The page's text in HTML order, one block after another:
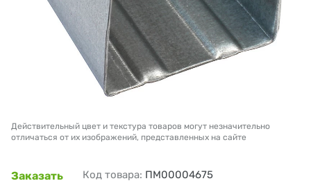
Действительный цвет и текстура товаров могут незначительно
отличаться от их изображений, представленных на сайте
Заказать Код товара: ПМ00004675